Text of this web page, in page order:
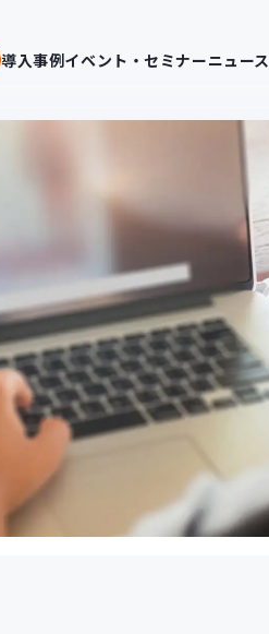
導入事例イベント・セミナーニュース